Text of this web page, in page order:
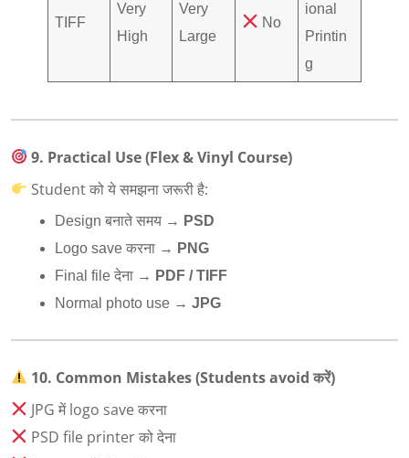
TIFF
Very
High
Very
Large
No
ional
Printin
g
9. Practical Use (Flex & Vinyl Course)
Student को ये समझना जरूरी है:
Design बनाते समय → PSD
Logo save करना → PNG
Final file देना → PDF / TIFF
Normal photo use → JPG
10. Common Mistakes (Students avoidकरें)
JPG में logo save करना
PSD file printer को देना